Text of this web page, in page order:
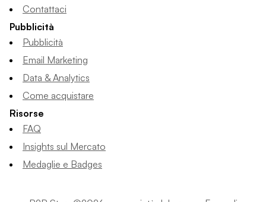
Contattaci
Pubblicità
Pubblicità
Email Marketing
Data & Analytics
Come acquistare
Risorse
FAQ
Insights sul Mercato
Medaglie e Badges